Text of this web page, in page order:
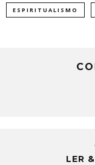
ESPIRITUALISMO
LER